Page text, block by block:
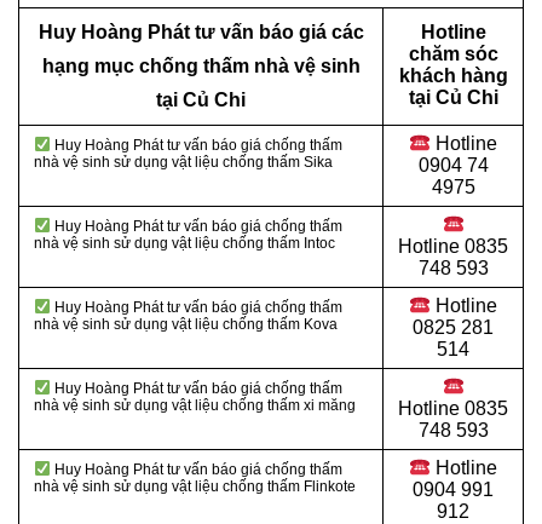
Huy Hoàng Phát tư vấn báo giá các
hạng mục chống thấm nhà vệ sinh
tại Củ Chi
Hotline
chăm sóc
khách hàng
tại Củ Chi
Huy Hoàng Phát tư vấn báo giá chống thấm
nhà vệ sinh sử dụng vật liệu chống thấm Sika
Hotline
0904 74
4975
Huy Hoàng Phát tư vấn báo giá chống thấm
nhà vệ sinh sử dụng vật liệu chống thấm Intoc
Hotline 0835
748 593
Huy Hoàng Phát tư vấn báo giá chống thấm
nhà vệ sinh sử dụng vật liệu chống thấm Kova
Hotline
0825 281
514
Huy Hoàng Phát tư vấn báo giá chống thấm
nhà vệ sinh sử dụng vật liệu chống thấm xi măng Hotline 0835
748 593
Huy Hoàng Phát tư vấn báo giá chống thấm
nhà vệ sinh sử dụng vật liệu chống thấm Flinkote
Hotline
0904 991
912